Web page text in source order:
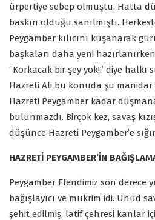
ürpertiye sebep olmuştu. Hatta
baskın olduğu sanılmıştı.
Peygamber kılıcını kuşanarak
başkaları daha yeni
“Korkacak bir şey yok!” diye
Hazreti Ali bu konuda şu manidar
Hazreti Peygamber kadar
bulunmazdı. Birçok kez, savaş
düşünce Hazreti Peygamber’e
HAZRETİ PEYGAMBER’İN
Peygamber Efendimiz son derece
bağışlayıcı ve mükrim idi. Uhud
şehit edilmiş, latif çehresi kanlar